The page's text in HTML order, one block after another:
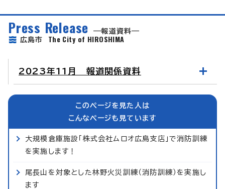
Press Release
報道資料
広島市 The City of HIROSHIMA
2023年11月 報道関係資料
このページを見た人は
こんなページも見ています
大規模倉庫施設「株式会社ムロオ広島支店」で消防訓練
を実施します！
尾長山を対象とした林野火災訓練（消防訓練）を実施し
ます